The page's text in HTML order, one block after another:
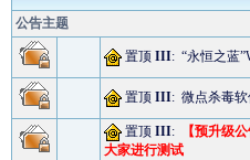
公告主题
置顶 III: “永恒之蓝
置顶 III: 微点杀毒软
置顶 III:
【预升级
大家进行测试